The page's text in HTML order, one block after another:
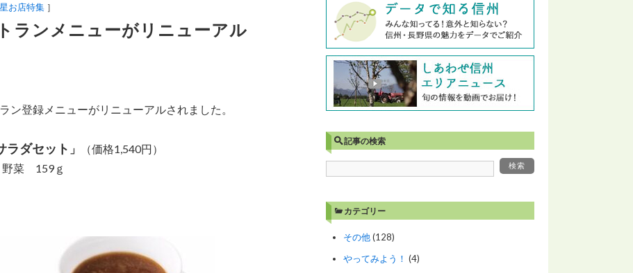
お店特集 ］
ランメニューがリニューアル
ン登録メニューがリニューアルされました。
ラダセット 」
（価格1,540円）
菜 159ｇ
記事の検索
カテゴリー
その他(128)
やってみよう！ (4)